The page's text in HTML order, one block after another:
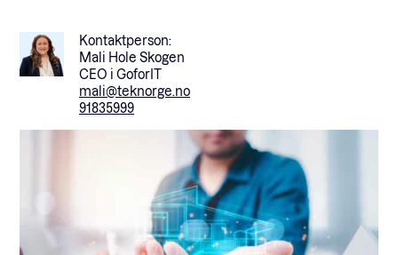
Nyheter og meninger
Rapporter
Kontaktperson:
Mali Hole Skogen
CEO i GoforIT
mali@teknorge.no
91835999